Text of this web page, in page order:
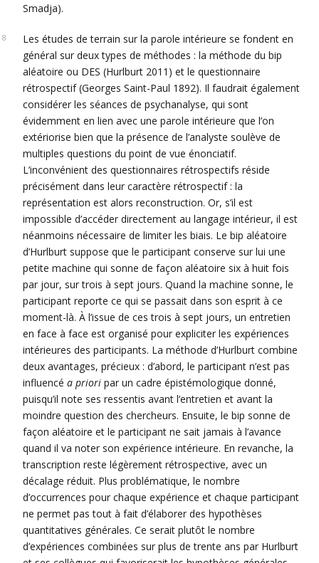
Smadja).
Les études de terrain sur la parole intérieure se fondent en
général sur deux types de méthodes : la méthode du bip
aléatoire ou DES (Hurlburt 2011) et le questionnaire
rétrospectif (Georges Saint-Paul 1892). Il faudrait également
considérer les séances de psychanalyse, qui sont
évidemment en lien avec une parole intérieure que l’on
extériorise bien que la présence de l’analyste soulève de
multiples questions du point de vue énonciatif.
L’inconvénient des questionnaires rétrospectifs réside
précisément dans leur caractère rétrospectif : la
représentation est alors reconstruction. Or, s’il est
impossible d’accéder directement au langage intérieur, il est
néanmoins nécessaire de limiter les biais. Le bip aléatoire
d’Hurlburt suppose que le participant conserve sur lui une
petite machine qui sonne de façon aléatoire six à huit fois
par jour, sur trois à sept jours. Quand la machine sonne, le
participant reporte ce qui se passait dans son esprit à ce
moment-là. À l’issue de ces trois à sept jours, un entretien
en face à face est organisé pour expliciter les expériences
intérieures des participants. La méthode d’Hurlburt combine
deux avantages, précieux : d’abord, le participant n’est pas
influencéa priori par un cadre épistémologique donné,
puisqu’il note ses ressentis avant l’entretien et avant la
moindre question des chercheurs. Ensuite, le bip sonne de
façon aléatoire et le participant ne sait jamais à l’avance
quand il va noter son expérience intérieure. En revanche, la
transcription reste légèrement rétrospective, avec un
décalage réduit. Plus problématique, le nombre
d’occurrences pour chaque expérience et chaque participant
ne permet pas tout à fait d’élaborer des hypothèses
quantitatives générales. Ce serait plutôt le nombre
d’expériences combinées sur plus de trente ans par Hurlburt